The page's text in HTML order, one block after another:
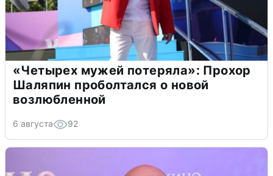
«Четырех мужей потеряла»: Прохор
Шаляпин проболтался о новой
возлюбленной
6 августа 92